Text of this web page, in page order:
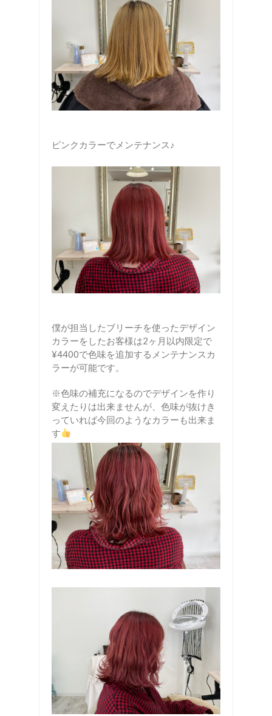
ピンクカラーでメンテナンス♪
僕が担当したブリーチを使ったデザイン
カラーをしたお客様は2ヶ月以内限定で
¥4400で色味を追加するメンテナンスカ
ラーが可能です。
※色味の補充になるのでデザインを作り
変えたりは出来ませんが、色味が抜けき
っていれば今回のようなカラーも出来ま
す